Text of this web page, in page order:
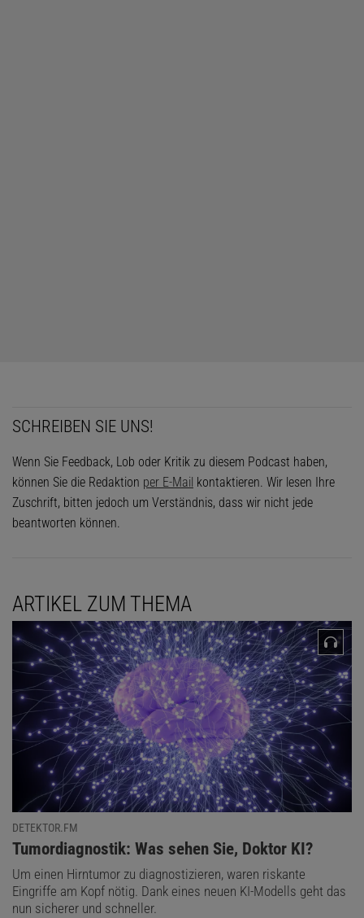
SCHREIBEN SIE UNS!
Wenn Sie Feedback, Lob oder Kritik zu diesem Podcast haben,
können Sie die Redaktion per E-Mail kontaktieren. Wir lesen Ihre
Zuschrift, bitten jedoch um Verständnis, dass wir nicht jede
beantworten können.
ARTIKEL ZUM THEMA
DETEKTOR.FM
:
Tumordiagnostik: Was sehen Sie, Doktor KI?
Um einen Hirntumor zu diagnostizieren, waren riskante
Eingriffe am Kopf nötig. Dank eines neuen KI-Modells geht das
nun sicherer und schneller.